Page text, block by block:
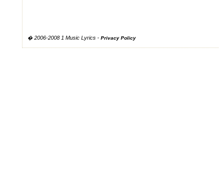
� 2006-2008 1 Music Lyrics - Privacy Policy